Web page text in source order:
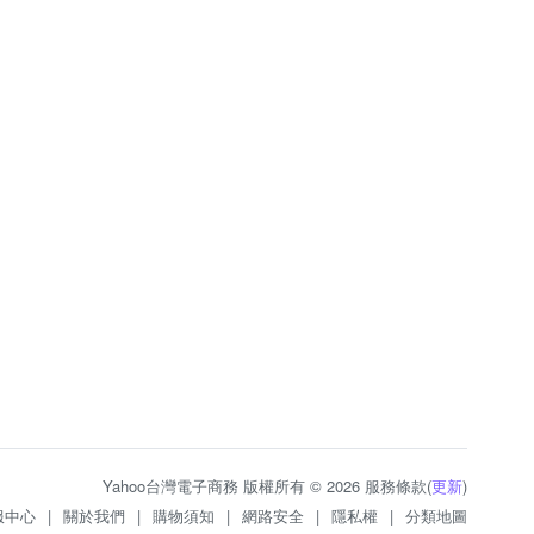
Yahoo台灣電子商務 版權所有 © 2026 服務條款(更新)
中心 | 關於我們 | 購物須知 | 網路安全 | 隱私權 | 分類地圖